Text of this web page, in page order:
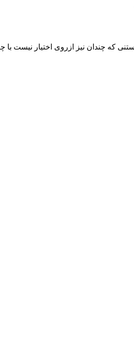
که چندان نیز ازروی اختیار نیست